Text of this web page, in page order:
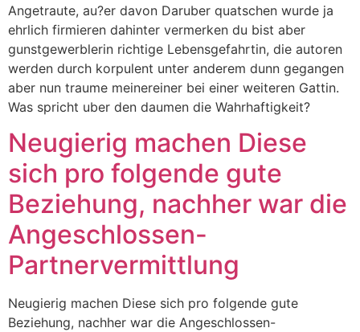
Angetraute, au?er davon Daruber quatschen wurde ja
ehrlich firmieren dahinter vermerken du bist aber
gunstgewerblerin richtige Lebensgefahrtin, die autoren
werden durch korpulent unter anderem dunn gegangen
aber nun traume meinereiner bei einer weiteren Gattin.
Was spricht uber den daumen die Wahrhaftigkeit?
Neugierig machen Diese
sich pro folgende gute
Beziehung, nachher war die
Angeschlossen-
Partnervermittlung
Neugierig machen Diese sich pro folgende gute
Beziehung, nachher war die Angeschlossen-